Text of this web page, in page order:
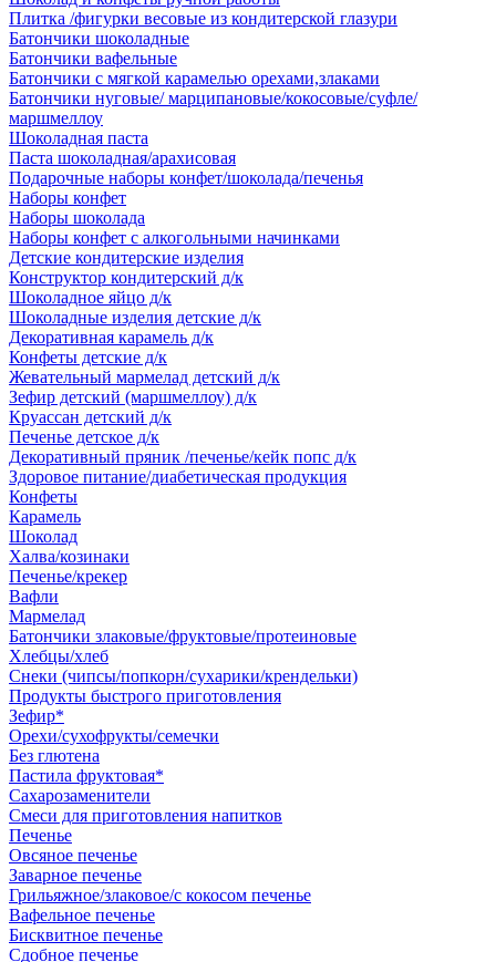
Плитка /фигурки весовые из кондитерской глазури
Батончики шоколадные
Батончики вафельные
Батончики с мягкой карамелью орехами,злаками
Батончики нуговые/ марципановые/кокосовые/суфле/
маршмеллоу
Шоколадная паста
Паста шоколадная/арахисовая
Подарочные наборы конфет/шоколада/печенья
Наборы конфет
Наборы шоколада
Наборы конфет с алкогольными начинками
Детские кондитерские изделия
Конструктор кондитерский д/к
Шоколадное яйцо д/к
Шоколадные изделия детские д/к
Декоративная карамель д/к
Конфеты детские д/к
Жевательный мармелад детский д/к
Зефир детский (маршмеллоу) д/к
Круассан детский д/к
Печенье детское д/к
Декоративный пряник /печенье/кейк попс д/к
Здоровое питание/диабетическая продукция
Конфеты
Карамель
Шоколад
Халва/козинаки
Печенье/крекер
Вафли
Мармелад
Батончики злаковые/фруктовые/протеиновые
Хлебцы/хлеб
Снеки (чипсы/попкорн/сухарики/крендельки)
Продукты быстрого приготовления
Зефир*
Орехи/сухофрукты/семечки
Без глютена
Пастила фруктовая*
Сахарозаменители
Смеси для приготовления напитков
Печенье
Овсяное печенье
Заварное печенье
Грильяжное/злаковое/с кокосом печенье
Вафельное печенье
Бисквитное печенье
Сдобное печенье